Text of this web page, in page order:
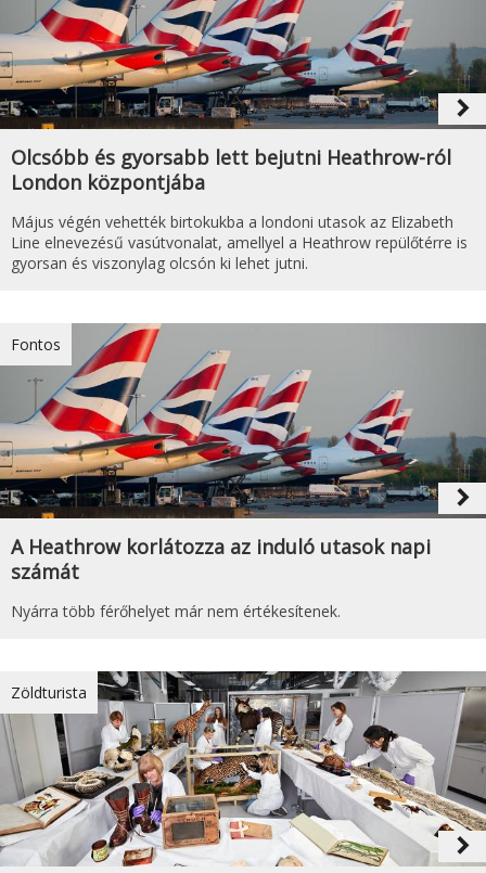
navigate_next
Olcsóbb és gyorsabb lett bejutni Heathrow-ról
London központjába
Május végén vehették birtokukba a londoni utasok az Elizabeth
Line elnevezésű vasútvonalat, amellyel a Heathrow repülőtérre is
gyorsan és viszonylag olcsón ki lehet jutni.
Fontos
navigate_next
A Heathrow korlátozza az induló utasok napi
számát
Nyárra több férőhelyet már nem értékesítenek.
Zöldturista
navigate_next